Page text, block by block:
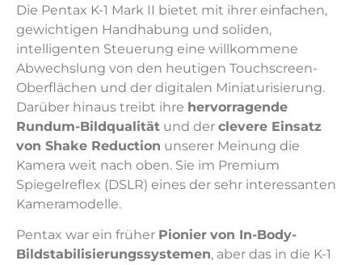
Die Pentax K-1 Mark II bietet mit ihrer einfachen,
gewichtigen Handhabung und soliden,
intelligenten Steuerung eine willkommene
Abwechslung von den heutigen Touchscreen-
Oberflächen und der digitalen Miniaturisierung.
Darüber hinaus treibt ihre hervorragende
Rundum-Bildqualität und der clevere Einsatz
von Shake Reduction unserer Meinung die
Kamera weit nach oben. Sie im Premium
Spiegelreflex (DSLR) eines der sehr interessanten
Kameramodelle.
Pentax war ein früher Pionier von In-Body-
Bildstabilisierungssystemen, aber das in die K-1